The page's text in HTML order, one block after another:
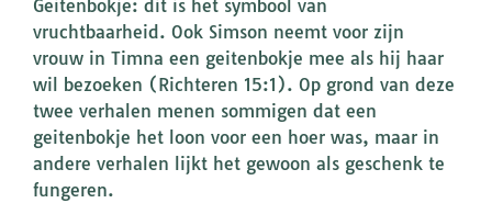
Geitenbokje: dit is het symbool van
vruchtbaarheid. Ook Simson neemt voor zijn
vrouw in Timna een geitenbokje mee als hij haar
wil bezoeken (Richteren 15:1). Op grond van deze
twee verhalen menen sommigen dat een
geitenbokje het loon voor een hoer was, maar in
andere verhalen lijkt het gewoon als geschenk te
fungeren.